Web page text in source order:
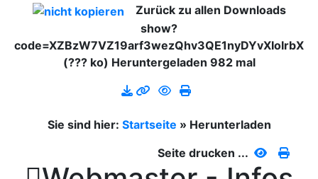
Zurück zu allen Downloads
show?
code=XZBzW7VZ19arf3wezQhv3QE1nyDYvXIoIrbX
(??? ko) Heruntergeladen 982 mal
Sie sind hier: Startseite » Herunterladen
Seite drucken ...